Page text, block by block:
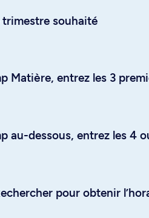
trimestre souhaité
Matière, entrez les 3
au-dessous, entrez les 4
pour obtenir